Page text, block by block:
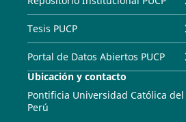
Tesis PUCP
Portal de Datos Abiertos PUCP
Ubicación y contacto
Pontificia Universidad Católica del
Perú